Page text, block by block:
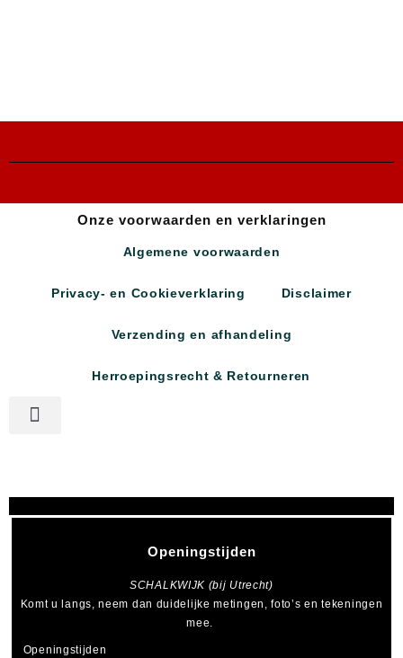
Onze voorwaarden en verklaringen
Algemene voorwaarden
Privacy- en Cookieverklaring Disclaimer
Verzending en afhandeling
Herroepingsrecht & Retourneren
Openingstijden
SCHALKWIJK (bij Utrecht)
Komt u langs, neem dan duidelijke metingen, foto’s en tekeningen
mee.
Openingstijden